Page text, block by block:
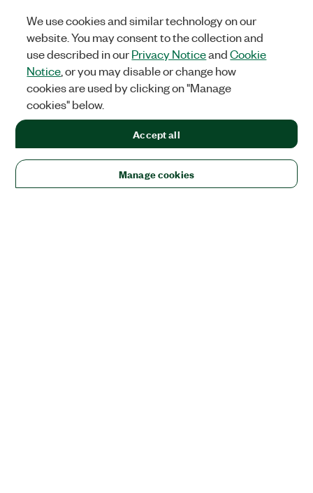
We use cookies and similar technology on our
website. You may consent to the collection and
use described in ourPrivacy NoticeandCookie
Notice , or you may disable or change how
cookies are used by clicking on "Manage
cookies" below.
Manage cookies
Accept all